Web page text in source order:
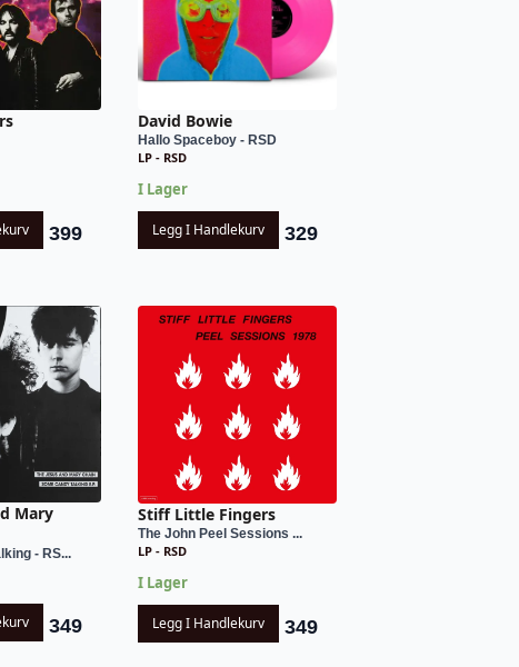
399
David Bowie
Hallo Spaceboy - RSD
LP - RSD
I Lager
Legg I Handlekurv 329
Mary
- RS...
349
Stiff Little Fingers
The John Peel Sessions ...
LP - RSD
I Lager
Legg I Handlekurv 349